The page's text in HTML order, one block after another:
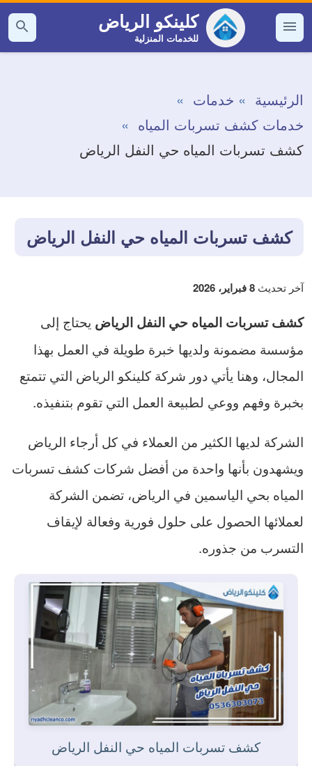
التجاوز
إلى القائمة
كلينكو الرياض
للخدمات المنزلية
بحث
عن
الرئيسية
خدمات
خدمات كشف تسربات المياه
كشف تسربات المياه حي النفل الرياض
كشف تسربات المياه حي النفل الرياض
آخر تحديث 8 فبراير، 2026
كشف تسربات المياه حي النفل الرياض يحتاج إلى
مؤسسة مضمونة ولديها خبرة طويلة في العمل بهذا
المجال، وهنا يأتي دور شركة كلينكو الرياض التي تتمتع
بخبرة وفهم ووعي لطبيعة العمل التي تقوم بتنفيذه.
الشركة لديها الكثير من العملاء في كل أرجاء الرياض
ويشهدون بأنها واحدة من أفضل شركات كشف تسربات
المياه بحي الياسمين في الرياض، تضمن الشركة
لعملائها الحصول على حلول فورية وفعالة لإيقاف
التسرب من جذوره.
كشف تسربات المياه حي النفل الرياض